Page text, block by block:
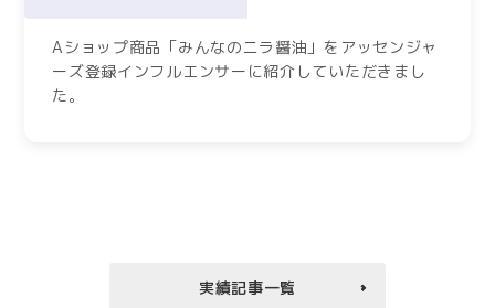
Aショップ商品「みんなのニラ醤油」をアッセンジャ
ーズ登録インフルエンサーに紹介していただきまし
た。
実績記事一覧